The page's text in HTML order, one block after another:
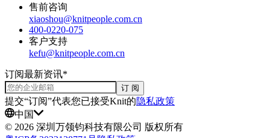
售前咨询
xiaoshou@knitpeople.com.cn
400-0220-075
客户支持
kefu@knitpeople.com.cn
订阅最新资讯*
订 阅
提交“订阅”代表您已接受Knit的隐私政策
中国
© 2026 深圳万领钧科技有限公司 版权所有